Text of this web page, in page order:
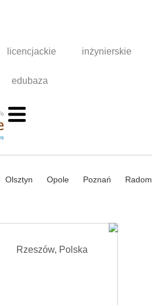
licencjackie inżynierskie
edubaza
Olsztyn Opole Poznań Radom
Rzeszów, Polska